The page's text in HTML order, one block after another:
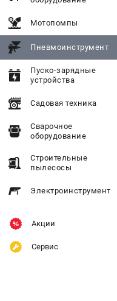
Мотопомпы
Пневмоинструмент
Пуско-зарядные
устройства
Садовая техника
Сварочное
оборудование
Строительные
пылесосы
Электроинструмент
Акции
Сервис